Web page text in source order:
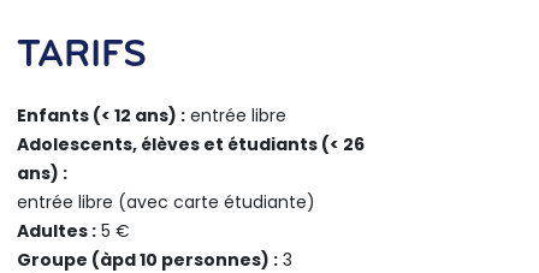
TARIFS
Enfants (< 12 ans) : entrée libre
Adolescents, élèves et étudiants (< 26
ans) :
entrée libre (avec carte étudiante)
Adultes : 5 €
Groupe (àpd 10 personnes) : 3